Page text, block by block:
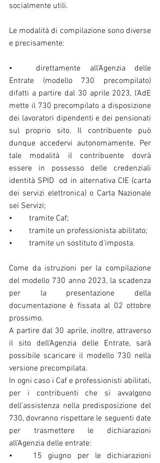
socialmente utili.
Le modalità di compilazione sono diverse
e precisamente:
•	direttamente all’Agenzia delle
Entrate (modello 730 precompilato)
difatti a partire dal 30 aprile 2023, l’AdE
mette il 730 precompilato a disposizione
dei lavoratori dipendenti e dei pensionati
sul proprio sito. Il contribuente può
dunque accedervi autonomamente. Per
tale modalità il contribuente dovrà
essere in possesso delle credenziali
identità SPID  od in alternativa CIE (carta
dei servizi elettronica) o Carta Nazionale
sei Servizi;
•	tramite Caf;
•	tramite un professionista abilitato;
•	tramite un sostituto d’imposta.
Come da istruzioni per la compilazione
del modello 730 anno 2023, la scadenza
per la presentazione della
documentazione è fissata al 02 ottobre
prossimo.
A partire dal 30 aprile, inoltre, attraverso
il sito dell’Agenzia delle Entrate, sarà
possibile scaricare il modello 730 nella
versione precompilata.
In ogni caso i Caf e professionisti abilitati,
per i contribuenti che si avvalgono
dell’assistenza nella predisposizione del
730, dovranno rispettare le seguenti date
per trasmettere le dichiarazioni
all’Agenzia delle entrate:
•	15 giugno per le dichiarazioni